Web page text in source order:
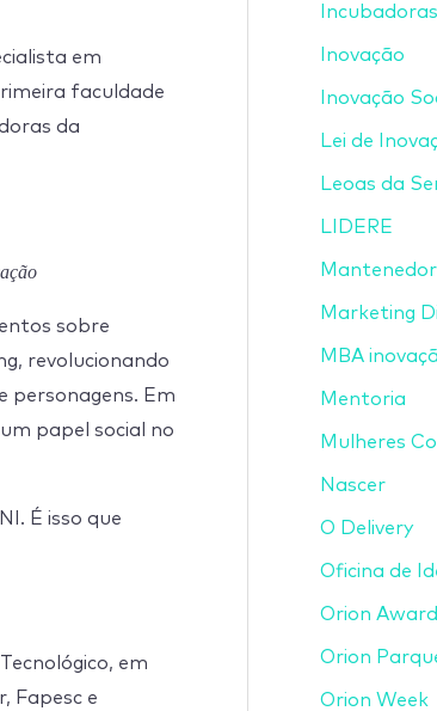
em
faculdade
da
sobre
revolucionando
personagens. Em
papel social no
É isso que
em
Fapesc e
Inovação
Inovação
Lei de
Leoas da
LIDERE
Mantenedor
Marketing
MBA
Mentoria
Mulheres
Nascer
O Delivery
Oficina de
Orion
Orion
Orion Week